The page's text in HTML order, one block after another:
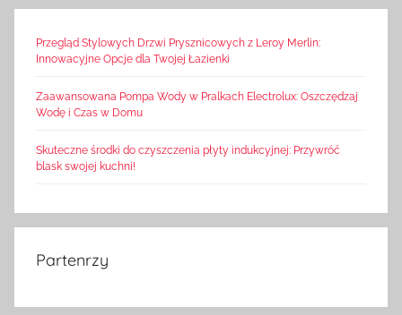
Przegląd Stylowych Drzwi Prysznicowych z Leroy Merlin:
Innowacyjne Opcje dla Twojej Łazienki
Zaawansowana Pompa Wody w Pralkach Electrolux: Oszczędzaj
Wodę i Czas w Domu
Skuteczne środki do czyszczenia płyty indukcyjnej: Przywróć
blask swojej kuchni!
Partenrzy